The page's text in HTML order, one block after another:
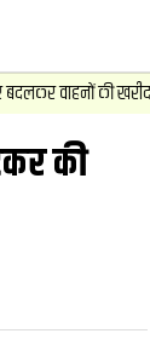
की खरीद फरोख्‍त
की